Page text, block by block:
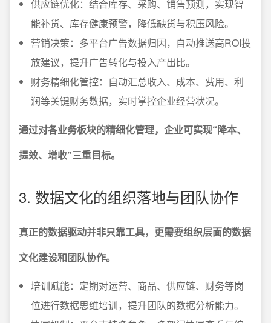
供应链优化：结合库存、采购、销售预测，实现智
能补货、库存健康预警，降低缺货与积压风险。
营销决策：多平台广告数据归因，自动推送高ROI投
放建议，提升广告转化与投入产出比。
财务精细化管控：自动汇总收入、成本、费用、利
润等关键财务数据，实时掌控企业经营状况。
通过对各业务板块的精细化管理，企业可实现“降本、
提效、增收”三重目标。
3. 数据文化的组织落地与团队协作
真正的数据驱动并非只靠工具，更需要组织层面的数据
文化建设和团队协作。
培训赋能：定期对运营、商品、供应链、财务等岗
位进行数据思维培训，提升团队的数据分析能力。